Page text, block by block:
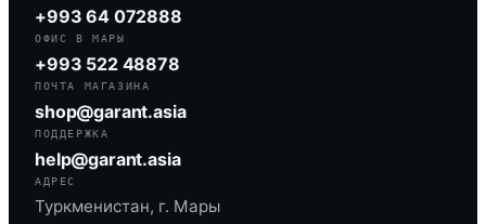
+993 64 072888
ОФИС В МАРЫ
+993 522 48878
ПОЧТА МАГАЗИНА
shop@garant.asia
ПОДДЕРЖКА
help@garant.asia
АДРЕС
Туркменистан, г. Мары